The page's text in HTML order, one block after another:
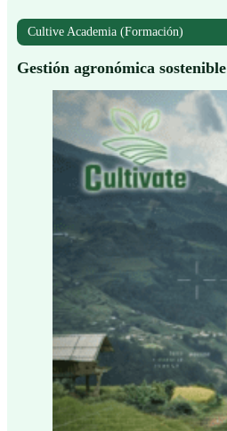
Cultive Academia (Formación)
Gestión agronómica sostenible